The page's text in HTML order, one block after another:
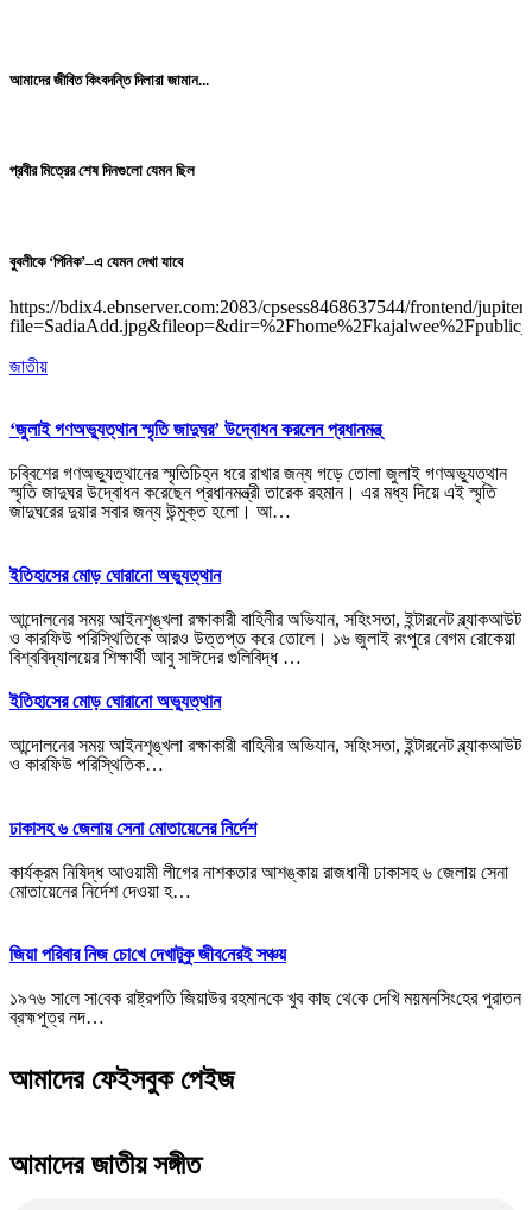
আমাদের জীবিত কিংবদন্তি দিলারা জামান...
প্রবীর মিত্রের শেষ দিনগুলো যেমন ছিল
বুবলীকে ‘পিনিক’–এ যেমন দেখা যাবে
https://bdix4.ebnserver.com:2083/cpsess8468637544/frontend/
জাতীয়
‘জুলাই গণঅভ্যুত্থান স্মৃতি জাদুঘর’ উদ্বোধন করলেন প্রধানমন্ত্
চব্বিশের গণঅভ্যুত্থানের স্মৃতিচিহ্ন ধরে রাখার জন্য গড়ে তোলা জুলাই গণঅভ্যুত্থান
স্মৃতি জাদুঘর উদ্বোধন করেছেন প্রধানমন্ত্রী তারেক রহমান। এর মধ্য দিয়ে এই স্মৃতি
জাদুঘরের দুয়ার সবার জন্য উন্মুক্ত হলো। আ…
ইতিহাসের মোড় ঘোরানো অভ্যুত্থান
আন্দোলনের সময় আইনশৃঙ্খলা রক্ষাকারী বাহিনীর অভিযান, সহিংসতা, ইন্টারনেট ব্ল্যাকআউট
ও কারফিউ পরিস্থিতিকে আরও উত্তপ্ত করে তোলে। ১৬ জুলাই রংপুরে বেগম রোকেয়া
বিশ্ববিদ্যালয়ের শিক্ষার্থী আবু সাঈদের গুলিবিদ্ধ …
ইতিহাসের মোড় ঘোরানো অভ্যুত্থান
আন্দোলনের সময় আইনশৃঙ্খলা রক্ষাকারী বাহিনীর অভিযান, সহিংসতা, ইন্টারনেট ব্ল্যাকআউট
ও কারফিউ পরিস্থিতিক…
ঢাকাসহ ৬ জেলায় সেনা মোতায়েনের নির্দেশ
কার্যক্রম নিষিদ্ধ আওয়ামী লীগের নাশকতার আশঙ্কায় রাজধানী ঢাকাসহ ৬ জেলায় সেনা
মোতায়েনের নির্দেশ দেওয়া হ…
জিয়া প‌রিবার নিজ চো‌খে দেখাটুকু জীব‌নেরই সঞ্চয়
১৯৭৬ সা‌লে সা‌বেক রাষ্ট্রপ‌তি জিয়াউর রহমান‌কে খুব কাছ থে‌কে দে‌খি ময়মন‌সিং‌হের পুরাতন
ব্রহ্মপুত্র নদ…
আমাদের ফেইসবুক পেইজ
আমাদের জাতীয় সঙ্গীত